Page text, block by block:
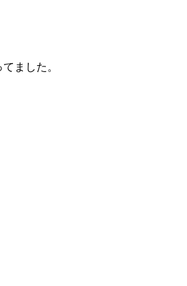
ました。